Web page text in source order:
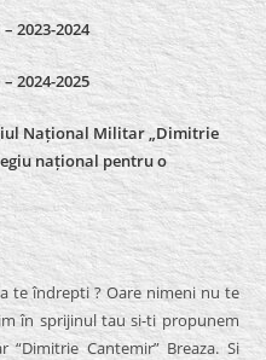
2023-2024
–2024-2025
Național Militar „Dimitrie
național pentru o
te îndrepti ? Oare nimeni nu te
în sprijinul tau si-ti propunem
Cantemir” Breaza. Si